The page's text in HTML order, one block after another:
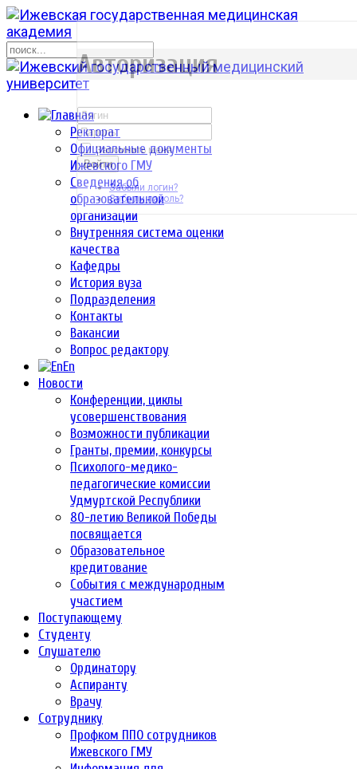
Ректорат
Официальные документы
Ижевского ГМУ
Сведения об
образовательной
организации
Внутренняя система оценки
качества
Кафедры
История вуза
Подразделения
Контакты
Вакансии
Вопрос редактору
En
Новости
Конференции, циклы
усовершенствования
Возможности публикации
Гранты, премии, конкурсы
Психолого-медико-
педагогические комиссии
Удмуртской Республики
80-летию Великой Победы
посвящается
Образовательное
кредитование
События с международным
участием
Поступающему
Студенту
Слушателю
Ординатору
Аспиранту
Врачу
Сотруднику
Профком ППО сотрудников
Ижевского ГМУ
р
Авторизация
Запомнить меня
Войти
Забыли логин?
Забыли пароль?